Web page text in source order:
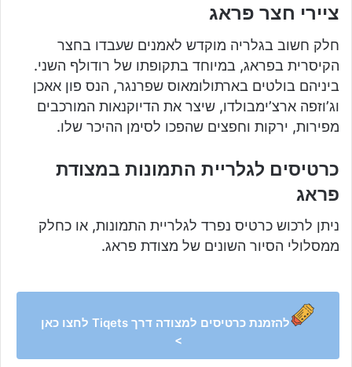
ציירי חצר פראג
חלק חשוב בגלריה מוקדש לאמנים שעבדו בחצר
הקיסרית בפראג, במיוחד בתקופתו של רודולף השני.
ביניהם בולטים בארתולומאוס שפרנגר, הנס פון אאכן
וג’וזפה ארצ’ימבולדו, שיצר את הדיוקנאות המורכבים
מפירות, ירקות וחפצים שהפכו לסימן ההיכר שלו.
כרטיסים לגלריית התמונות במצודת
פראג
ניתן לרכוש כרטיס נפרד לגלריית התמונות, או כחלק
ממסלולי הסיור השונים של מצודת פראג.
להזמנת כרטיסים למצודה דרך Tiqets לחצו כאן
>